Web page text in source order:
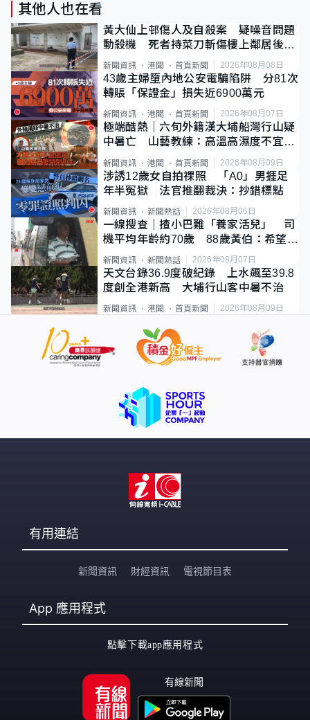
其他人也在看
黃大仙上邨傷人及自殺案 疑噪音問題
動殺機 死者持菜刀斬傷樓上鄰居後墮
斃
新聞資訊 港聞 首頁新聞 2026年08月08日
43歲主婦墮內地公安電騙陷阱 分81次
轉賬「保證金」損失近6900萬元
新聞資訊 港聞 首頁新聞 2026年08月07日
極端酷熱｜六旬外籍漢大埔船灣行山疑
中暑亡 山藝教練：高溫高濕度不宜遠
新聞資訊 港聞 首頁新聞 2026年08月09日
涉誘12歲女自拍祼照 「A0」男捱足
年半冤獄 法官推翻裁決：抄錯標點
新聞資訊 新聞熱話 2026年08月06日
一線搜查｜揸小巴難「養家活兒」 司
機平均年齡約70歲 88歲黃伯：希望一
直揸落去
新聞資訊 新聞熱話 2026年08月07日
天文台錄36.9度破紀錄 上水飆至39.8
度創全港新高 大埔行山客中暑不治
新聞資訊 港聞 首頁新聞 2026年08月09日
有用連結
新聞資訊 財經資訊 電視節目表
App 應用程式
點擊下載app應用程式
有線新聞